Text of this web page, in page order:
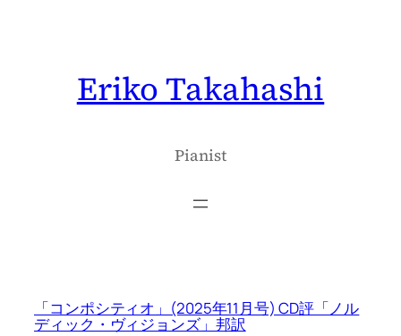
Eriko Takahashi
Pianist
「コンポシティオ」(2025年11月号) CD評「ノル
ディック・ヴィジョンズ」邦訳